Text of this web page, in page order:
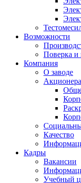
Возможности
Поверка и
Компания
О заводе
Качество
Кадры
Вакансии
Учебный